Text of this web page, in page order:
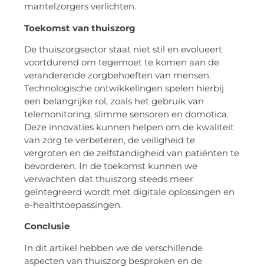
mantelzorgers verlichten.
Toekomst van thuiszorg
De thuiszorgsector staat niet stil en evolueert
voortdurend om tegemoet te komen aan de
veranderende zorgbehoeften van mensen.
Technologische ontwikkelingen spelen hierbij
een belangrijke rol, zoals het gebruik van
telemonitoring, slimme sensoren en domotica.
Deze innovaties kunnen helpen om de kwaliteit
van zorg te verbeteren, de veiligheid te
vergroten en de zelfstandigheid van patiënten te
bevorderen. In de toekomst kunnen we
verwachten dat thuiszorg steeds meer
geïntegreerd wordt met digitale oplossingen en
e-healthtoepassingen.
Conclusie
In dit artikel hebben we de verschillende
aspecten van thuiszorg besproken en de